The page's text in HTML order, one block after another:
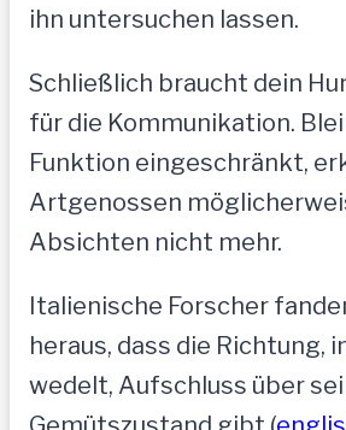
ihn untersuchen lassen.
Schließlich braucht dein
für die Kommunikation.
Funktion eingeschränkt,
Artgenossen
Absichten nicht mehr.
Italienische Forscher
heraus, dass die Richtung,
wedelt, Aufschluss über